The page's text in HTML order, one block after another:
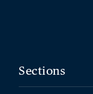
Sections